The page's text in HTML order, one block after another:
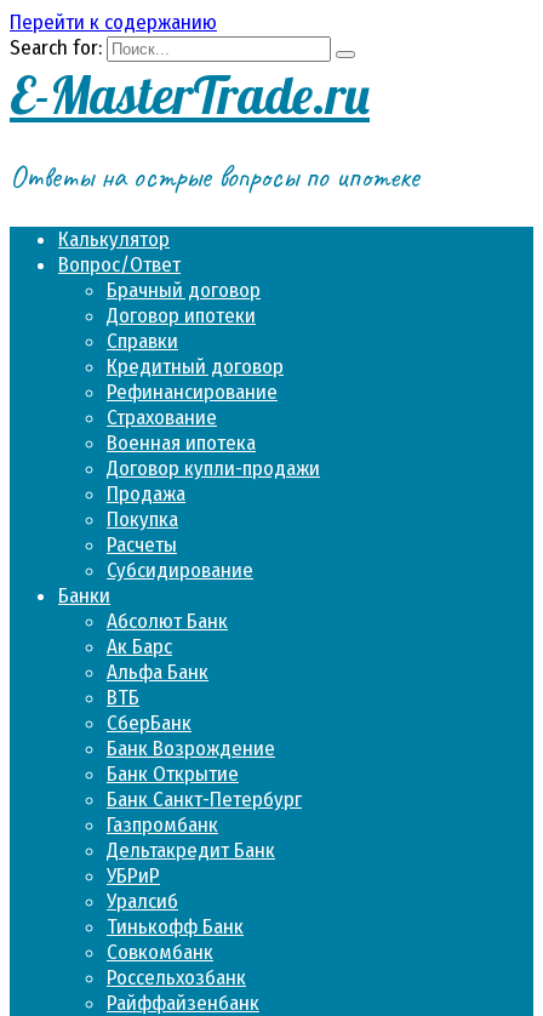
Перейти к содержанию
Search for:
E-MasterTrade.ru
Ответы на острые вопросы по ипотеке
Калькулятор
Вопрос/Ответ
Брачный договор
Договор ипотеки
Справки
Кредитный договор
Рефинансирование
Страхование
Военная ипотека
Договор купли-продажи
Продажа
Покупка
Расчеты
Субсидирование
Банки
Абсолют Банк
Ак Барс
Альфа Банк
ВТБ
СберБанк
Банк Возрождение
Банк Открытие
Банк Санкт-Петербург
Газпромбанк
Дельтакредит Банк
УБРиР
Уралсиб
Тинькофф Банк
Совкомбанк
Россельхозбанк
Райффайзенбанк